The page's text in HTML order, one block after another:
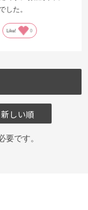
した。
Like! 0
しい順
要です。